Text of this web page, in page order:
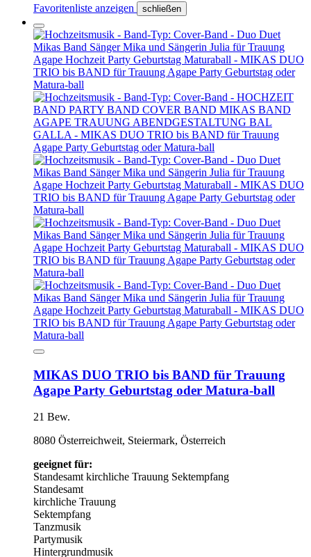
Favoritenliste anzeigen schließen
MIKAS DUO TRIO bis BAND für Trauung
Agape Party Geburtstag oder Matura-ball
21 Bew.
8080 Österreichweit, Steiermark, Österreich
geeignet für:
Standesamt kirchliche Trauung Sektempfang
Standesamt
kirchliche Trauung
Sektempfang
Tanzmusik
Partymusik
Hintergrundmusik